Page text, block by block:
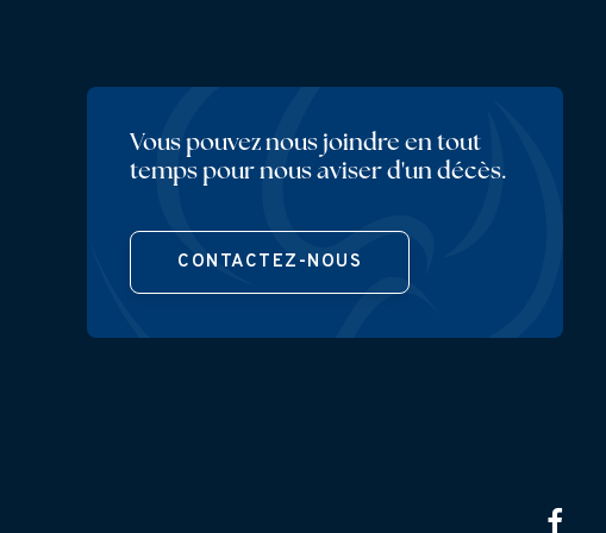
Vous pouvez nous joindre en tout
temps pour nous aviser d'un décès.
CONTACTEZ-NOUS